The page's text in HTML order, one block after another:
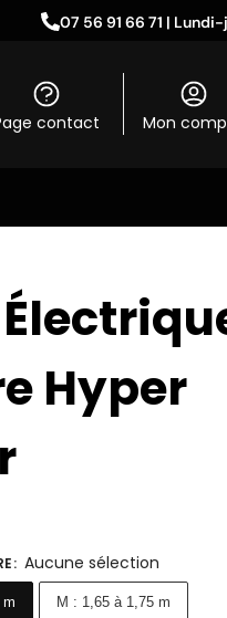
07 56 91 66 71 |
contact Mon
Hyper
: Aucune sélection
M : 1,65 à 1,75 m